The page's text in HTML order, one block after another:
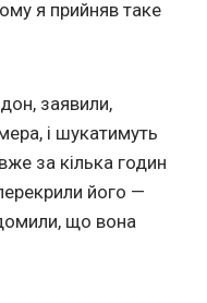
я прийняв таке
заявили,
і шукатимуть
за кілька годин
його —
що вона